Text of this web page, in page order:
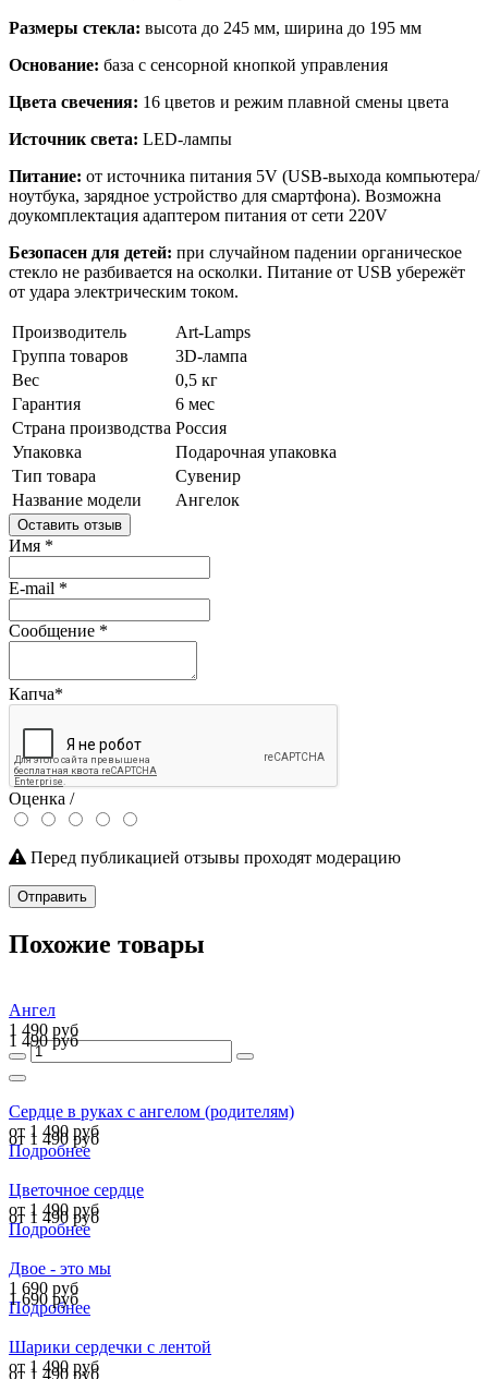
Размеры стекла: высота до 245 мм, ширина до 195 мм
Основание: база с сенсорной кнопкой управления
Цвета свечения: 16 цветов и режим плавной смены цвета
Источник света: LED-лампы
Питание: от источника питания 5V (USB-выхода компьютера/
ноутбука, зарядное устройство для смартфона). Возможна
доукомплектация адаптером питания от сети 220V
Безопасен для детей: при случайном падении органическое
стекло не разбивается на осколки. Питание от USB убережёт
от удара электрическим током.
Производитель
Art-Lamps
Группа товаров
3D-лампа
Вес
0,5 кг
Гарантия
6 мес
Страна производства Россия
Упаковка
Подарочная упаковка
Тип товара
Сувенир
Название модели
Ангелок
Оставить отзыв
Имя *
E-mail *
Сообщение *
Капча*
Оценка /
Перед публикацией отзывы проходят модерацию
Отправить
Похожие товары
Ангел
1 490 руб
1 490 руб
Сердце в руках с ангелом (родителям)
от 1 490 руб
от 1 490 руб
Подробнее
Цветочное сердце
от 1 490 руб
от 1 490 руб
Подробнее
Двое - это мы
1 690 руб
1 690 руб
Подробнее
Шарики сердечки c лентой
от 1 490 руб
от 1 490 руб